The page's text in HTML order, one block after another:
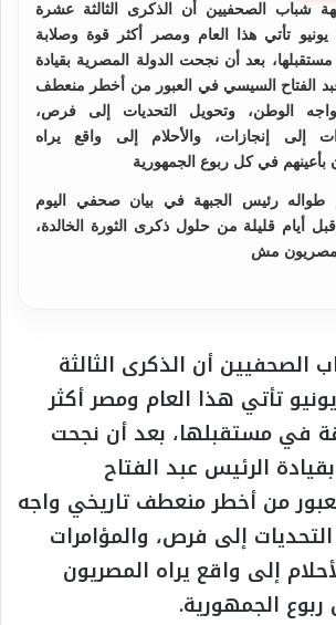
شباب الصحفيين أن الذكرى الثالثة عشرة
لثورة 30 يونيو تأتي هذا العام ومصر أكثر قوة وصلابة
بعد أن نجحت الدولة المصرية بقيادة
الفتاح السيسي في العبور من أخطر منعطف
الوطن، وتحويل التحديات إلى فرص،
إلى إنجازات، والأحلام إلى واقع يراه
بأعينهم في كل ربوع الجمهورية
طواله رئيس الجبهة في بيان صحفي اليوم
قبل أيام قليلة من حلول ذكرى الثورة الخالدة،
مش
أن الذكرى الثالثة
عشرة لثورة 30 يونيو تأتي هذا العام ومصر أكثر
في مستقبلها، بعد أن نجحت
الرئيس عبد الفتاح
من أخطر منعطف تاريخي واجه
إلى فرص، والمؤامرات
إلى واقع يراه المصريون
الجمهورية.